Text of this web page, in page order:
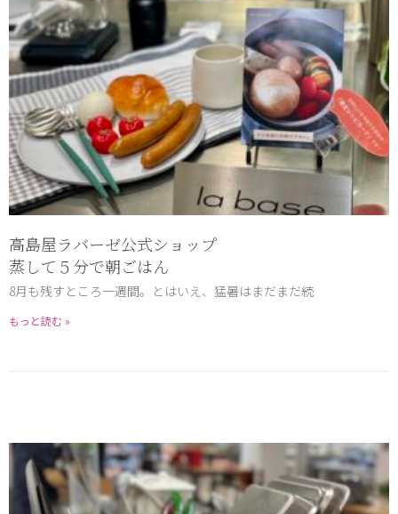
高島屋ラバーゼ公式ショップ
蒸して５分で朝ごはん
8月も残すところ一週間。とはいえ、猛暑はまだまだ続
もっと読む »